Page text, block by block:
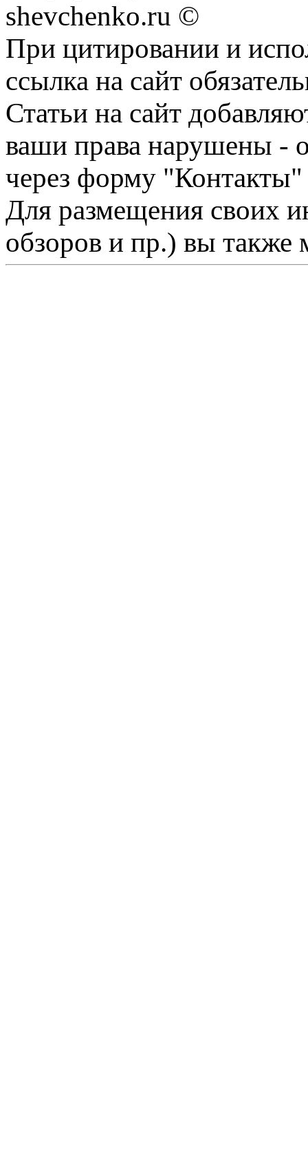
shevchenko.ru ©
При цитировании и
ссылка на сайт
Статьи на сайт
ваши права нарушены -
через форму "Контакты"
Для размещения своих
обзоров и пр.) вы также